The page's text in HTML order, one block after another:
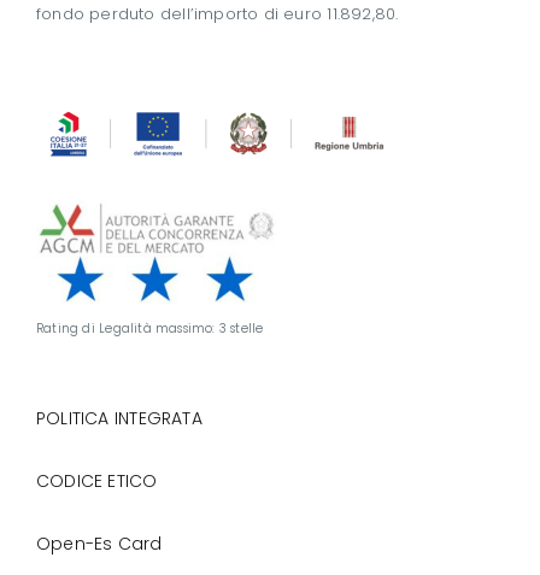
fondo perduto dell’importo di euro 11.892,80.
Rating di Legalità massimo: 3 stelle
POLITICA INTEGRATA
CODICE ETICO
Open-Es Card